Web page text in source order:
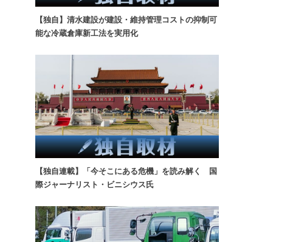
【独自】清水建設が建設・維持管理コストの抑制可
能な冷蔵倉庫新工法を実用化
【独自連載】「今そこにある危機」を読み解く 国
際ジャーナリスト・ビニシウス氏